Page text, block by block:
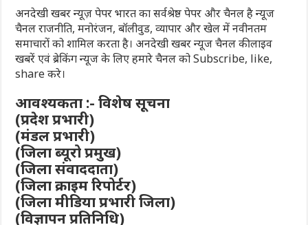
अनदेखी खबर न्यूज़ पेपर भारत का सर्वश्रेष्ठ पेपर और चैनल है न्यूज
चैनल राजनीति, मनोरंजन, बॉलीवुड, व्यापार और खेल में नवीनतम
समाचारों को शामिल करता है। अनदेखी खबर न्यूज चैनल की लाइव
खबरें एवं ब्रेकिंग न्यूज के लिए हमारे चैनल को Subscribe, like,
share करे।
आवश्यकता :- विशेष सूचना
(प्रदेश प्रभारी)
(मंडल प्रभारी)
(जिला ब्यूरो प्रमुख)
(जिला संवाददाता)
(जिला क्राइम रिपोर्टर)
(जिला मीडिया प्रभारी जिला)
(विज्ञापन प्रतिनिधि)